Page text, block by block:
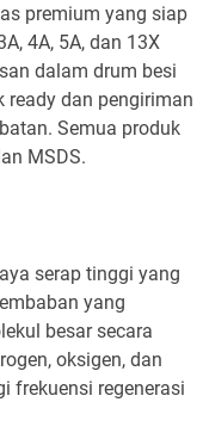
premium yang siap
4A, 5A, dan 13X
dalam drum besi
ready dan pengiriman
Semua produk
MSDS.
serap tinggi yang
yang
besar secara
oksigen, dan
frekuensi regenerasi